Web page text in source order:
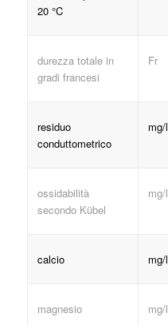
20 °C
durezza totale in
gradi francesi
Fr
residuo
conduttometrico
mg/l
ossidabilità
secondo Kübel
mg/l
calcio mg/l
magnesio mg/l